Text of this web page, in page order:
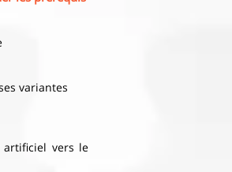
variantes
vers le